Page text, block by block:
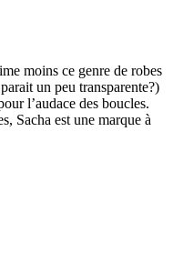
moins ce genre de robes
un peu transparente?)
l’audace des boucles.
Sacha est une marque à